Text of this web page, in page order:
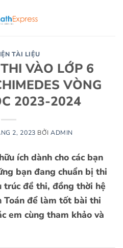
TÀI LIỆU
VÀO LỚP 6
VÒNG
2023-2024
2, 2023 BỞI ADMIN
ích dành cho các bạn
bạn đang chuẩn bị thi
trúc đề thi, đồng thời hệ
Toán để làm tốt bài thi
em cùng tham khảo và